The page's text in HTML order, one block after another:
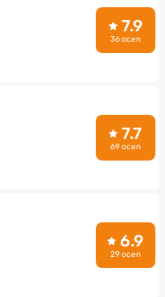
7.9
36 ocen
7.7
69 ocen
6.9
29 ocen